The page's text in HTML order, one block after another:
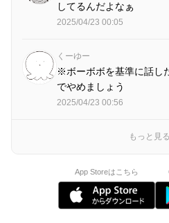
してるんだよなぁ
2025/04/23 00:05
くーゆー
※ボーボボを基準に話し
でやめましょう
2025/04/23 00:56
もっと見る
App Storeはこちら